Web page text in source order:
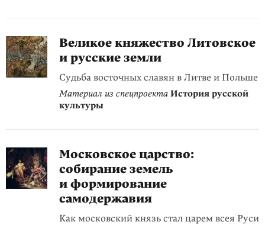
Великое княжество Литовское
и русские земли
Судьба восточных славян в Литве и Польше
Материал из спецпроекта История русской
культуры
Московское царство:
собирание земель
и формирование
самодержавия
Как московский князь стал царем всея Руси